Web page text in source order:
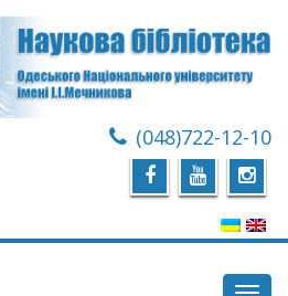
(048)722-12-10